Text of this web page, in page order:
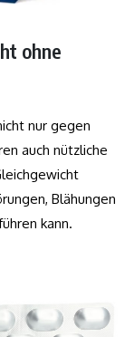
ohne
nur gegen
auch nützliche
Blähungen
kann.